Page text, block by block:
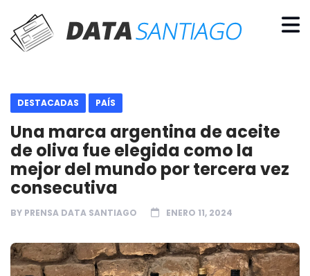
DESTACADAS PAÍS
Una marca argentina de aceite
de oliva fue elegida como la
mejor del mundo por tercera vez
consecutiva
BY PRENSA DATA SANTIAGO ENERO 11, 2024